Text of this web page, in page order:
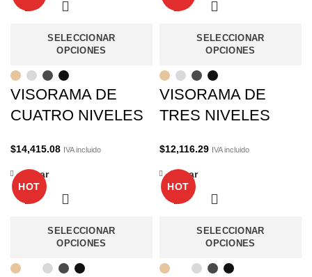
SELECCIONAR
OPCIONES
VISORAMA DE
CUATRO NIVELES
$14,415.08 IVA incluido
SELECCIONAR
OPCIONES
VISORAMA DE
TRES NIVELES
$12,116.29 IVA incluido
HOT
SELECCIONAR
OPCIONES
Cerrar
HOT
SELECCIONAR
OPCIONES
Cerrar